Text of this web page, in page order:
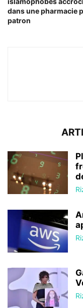
dans une pharmacie
patron